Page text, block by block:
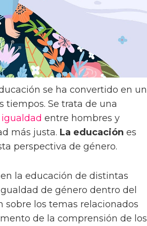
se ha convertido en un
Se trata de una
igualdad entre hombres y
más justa. La educación es
perspectiva de género.
la educación de distintas
de género dentro del
los temas relacionados
de la comprensión de los